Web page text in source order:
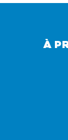
À